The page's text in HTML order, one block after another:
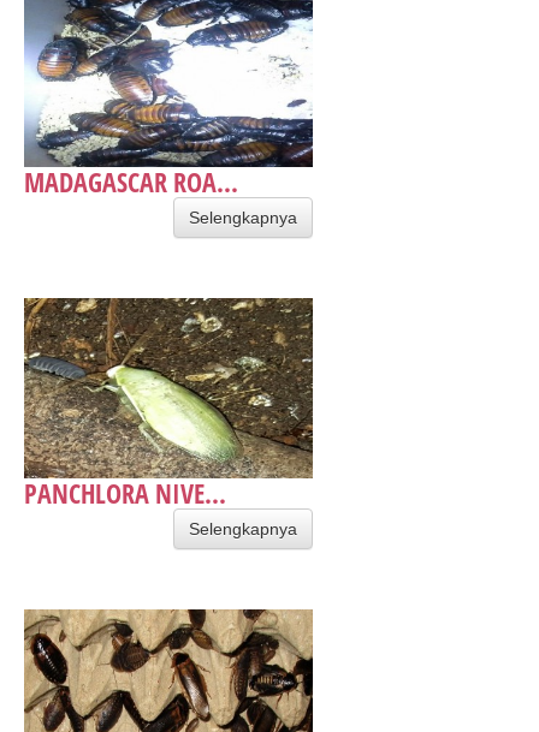
MADAGASCAR ROA...
Selengkapnya
PANCHLORA NIVE...
Selengkapnya